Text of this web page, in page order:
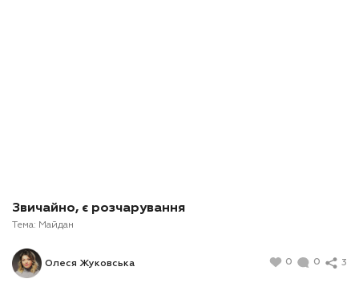
Звичайно, є розчарування
Тема: Майдан
Олеся Жуковська 0 0 3